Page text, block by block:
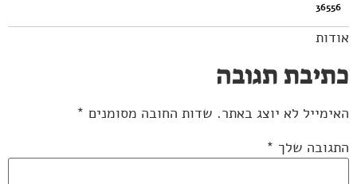
36556
אודות
כתיבת תגובה
האימייל לא יוצג באתר. שדות החובה מסומנים *
התגובה שלך *